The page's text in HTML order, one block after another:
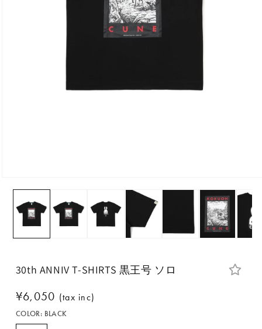
30th ANNIV T-SHIRTS 黒王号 ソロ
通
常
価
¥6,050 (tax inc)
COLOR: BLACK